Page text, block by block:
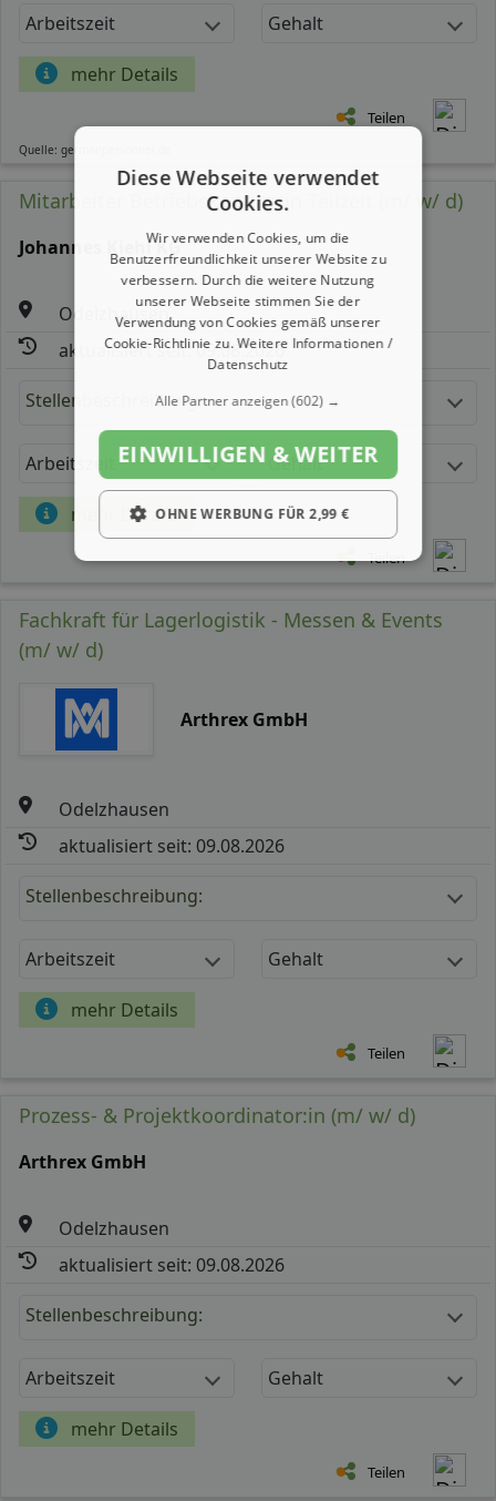
Arbeitszeit Gehalt
mehr Details
Teilen
Quelle: germanpersonnel.de
Mitarbeiter Betriebskantine in Teilzeit (m/ w/ d)
Johannes Kiehl KG
Odelzhausen
aktualisiert seit: 09.08.2026
Stellenbeschreibung:
Arbeitszeit Gehalt
mehr Details
Teilen
Fachkraft für Lagerlogistik - Messen & Events
(m/ w/ d)
Arthrex GmbH
Odelzhausen
aktualisiert seit: 09.08.2026
Stellenbeschreibung:
Arbeitszeit Gehalt
mehr Details
Teilen
Prozess- & Projektkoordinator:in (m/ w/ d)
Arthrex GmbH
Odelzhausen
aktualisiert seit: 09.08.2026
Stellenbeschreibung:
Arbeitszeit Gehalt
mehr Details
Teilen
Diese Webseite verwendet
Cookies.
Wir verwenden Cookies, um die
Benutzerfreundlichkeit unserer Website zu
verbessern. Durch die weitere Nutzung
unserer Webseite stimmen Sie der
Verwendung von Cookies gemäß unserer
Cookie-Richtlinie zu.Weitere Informationen /
Datenschutz
Alle Partner anzeigen(602) →
EINWILLIGEN & WEITER
OHNE WERBUNG FÜR 2,99 €